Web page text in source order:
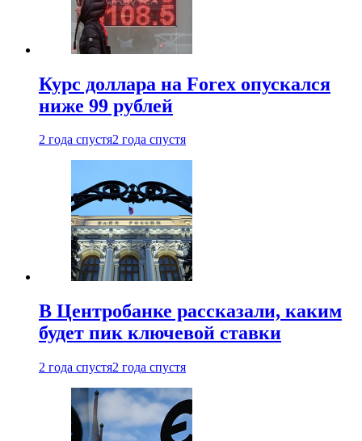
Курс доллара на Forex опускался
ниже 99 рублей
2 года спустя2 года спустя
В Центробанке рассказали, каким
будет пик ключевой ставки
2 года спустя2 года спустя